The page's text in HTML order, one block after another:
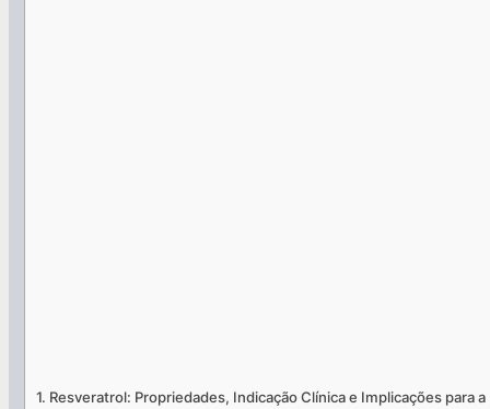
Resveratrol: Propriedades, Indicação Clínica e Implicações para a